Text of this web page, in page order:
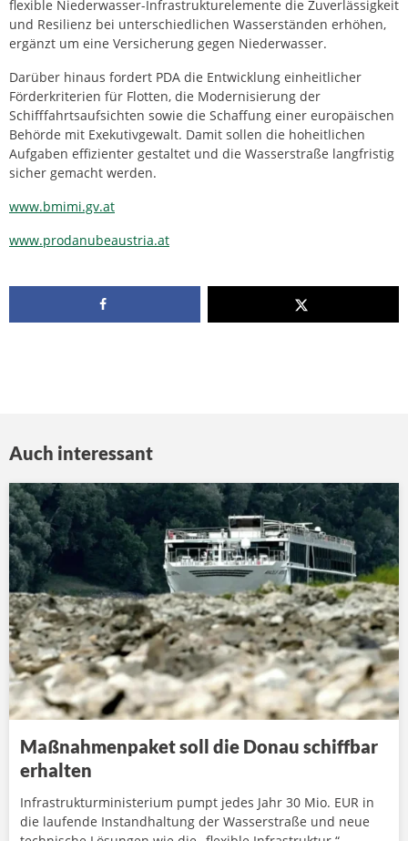
flexible Niederwasser-Infrastrukturelemente die Zuverlässigkeit
und Resilienz bei unterschiedlichen Wasserständen erhöhen,
ergänzt um eine Versicherung gegen Niederwasser.
Darüber hinaus fordert PDA die Entwicklung einheitlicher
Förderkriterien für Flotten, die Modernisierung der
Schifffahrtsaufsichten sowie die Schaffung einer europäischen
Behörde mit Exekutivgewalt. Damit sollen die hoheitlichen
Aufgaben effizienter gestaltet und die Wasserstraße langfristig
sicher gemacht werden.
www.bmimi.gv.at
www.prodanubeaustria.at
Auch interessant
Maßnahmenpaket soll die Donau schiffbar
erhalten
Infrastrukturministerium pumpt jedes Jahr 30 Mio. EUR in
die laufende Instandhaltung der Wasserstraße und neue